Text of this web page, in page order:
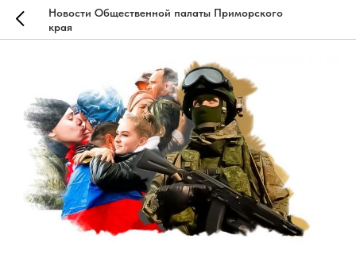
Новости Общественной палаты Приморского
края